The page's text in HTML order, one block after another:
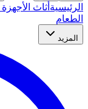
الرئيسية أثاث الأجهزة
الطعام
المزيد